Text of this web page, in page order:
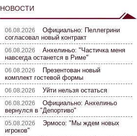
НОВОСТИ
06.08.2026 Официально: Пеллегрини
согласовал новый контракт
06.08.2026 Анхелиньо: "Частичка меня
навсегда останется в Риме"
06.08.2026
Презентован новый
комплект гостевой формы
06.08.2026 Уйти нельзя остаться
06.08.2026 Официально: Анхелиньо
вернулся в "Депортиво"
05.08.2026 Эрмосо: "Мы ждем новых
игроков"